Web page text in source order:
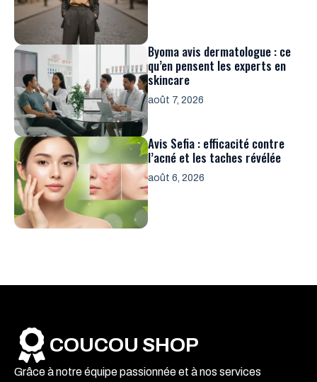
Byoma avis dermatologue : ce
qu’en pensent les experts en
skincare
août 7, 2026
Avis Sefia : efficacité contre
l’acné et les taches révélée
août 6, 2026
COUCOU SHOP
Grâce à notre équipe passionnée et à nos services